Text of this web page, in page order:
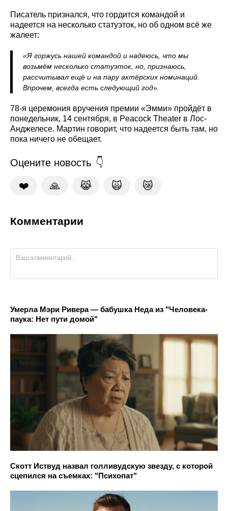
Писатель признался, что гордится командой и
надеется на несколько статуэток, но об одном всё же
жалеет:
«Я горжусь нашей командой и надеюсь, что мы
возьмём несколько статуэток, но, признаюсь,
рассчитывал ещё и на пару актёрских номинаций.
Впрочем, всегда есть следующий год».
78-я церемония вручения премии «Эмми» пройдёт в
понедельник, 14 сентября, в Peacock Theater в Лос-
Анджелесе. Мартин говорит, что надеется быть там, но
пока ничего не обещает.
Оцените новость
❤️ 🙏 😹 🙀 😿
Комментарии
Умерла Мэри Ривера — бабушка Неда из "Человека-
паука: Нет пути домой"
Скотт Иствуд назвал голливудскую звезду, с которой
сцепился на съемках: "Психопат"